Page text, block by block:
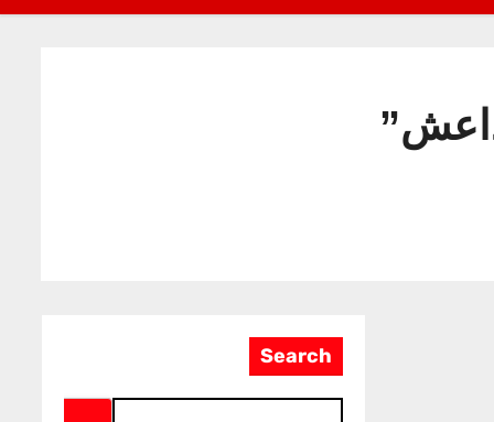
داعش”
Search